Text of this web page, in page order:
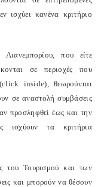
ισχύει κανένα κριτήριο
που είτε
σε περιοχές που
(click inside), θεωρούνται
σε αναστολή συμβάσεις
προσληφθεί έως και την
ισχύουν τα κριτήρια
του Τουρισμού και των
και μπορούν να θέσουν